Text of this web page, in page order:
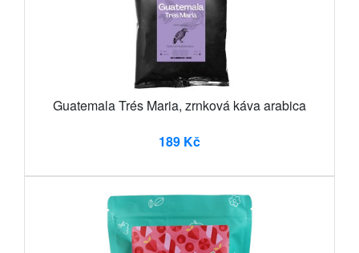
Guatemala Trés Maria, zrnková káva arabica
189 Kč